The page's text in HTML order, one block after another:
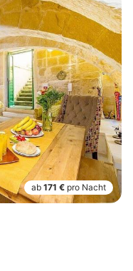
ab 171 € pro Nacht